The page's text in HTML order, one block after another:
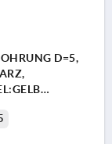
D=5,